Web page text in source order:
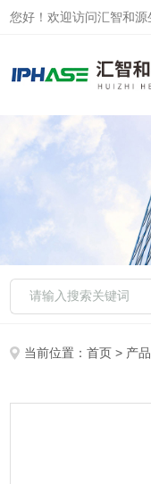
您好！欢迎访问汇智和源
当前位置：首页 > 产